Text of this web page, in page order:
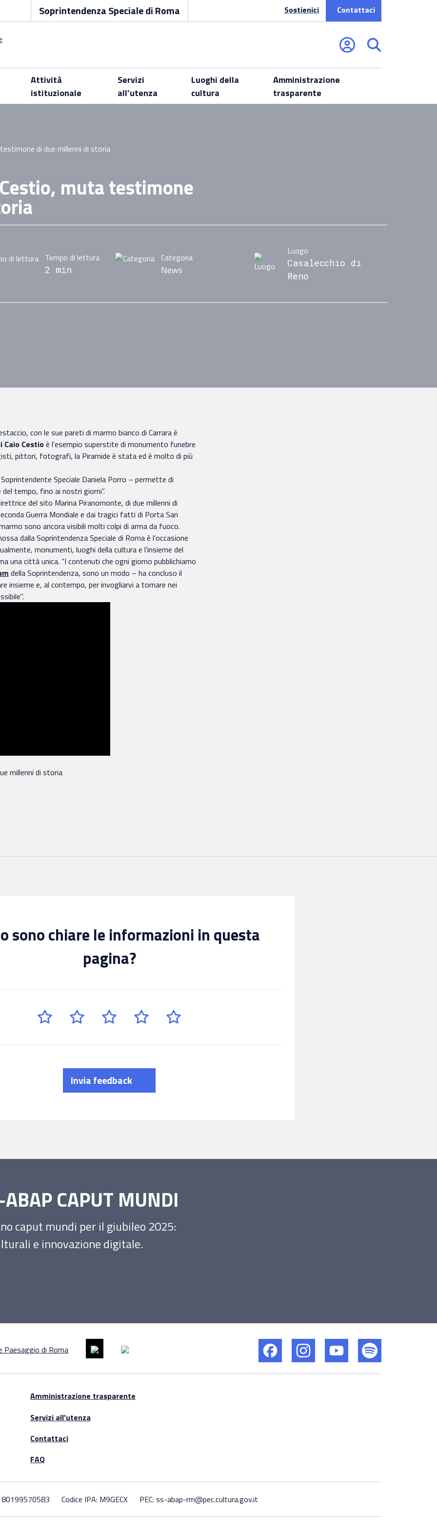
Soprintendenza Speciale di Roma Sostienici Contattaci
Attività
istituzionale
Servizi
all’utenza
Luoghi della
cultura
Amministrazione
trasparente
di due millenni di storia
muta testimone
Tempo di lettura
2 min
Categoria
News
Luogo
Casalecchio di
Reno
con le sue pareti di marmo bianco di Carrara è
Caio Cestioè l'esempio superstite di monumento funebre
pittori, fotografi, la Piramide è stata ed è molto di più
Speciale Daniela Porro – permette di
tempo, fino ai nostri giorni”.
del sito Marina Piranomonte, di due millenni di
Guerra Mondiale e dai tragici fatti di Porta San
sono ancora visibili molti colpi di arma da fuoco.
dalla Soprintendenza Speciale di Roma è l’occasione
monumenti, luoghi della cultura e l’insieme del
una città unica. “I contenuti che ogni giorno pubblichiamo
della Soprintendenza, sono un modo – ha concluso il
insieme e, al contempo, per invogliarvi a tornare nei
sono chiare le informazioni in questa
pagina?
Invia feedback
CAPUT MUNDI
caput mundi per il giubileo 2025:
e innovazione digitale.
Amministrazione trasparente
Servizi all’utenza
Contattaci
FAQ
80199570583 Codice IPA: M9GECX PEC: ss-abap-rm@pec.cultura.gov.it